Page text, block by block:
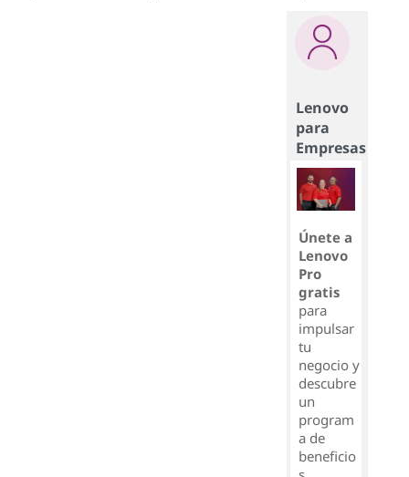
Lenovo
para
Empresas
Únete a
Lenovo
Pro
gratis
para
impulsar
tu
negocio y
descubre
un
program
a de
beneficio